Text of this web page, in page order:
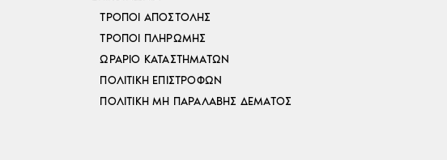
ΤΡΌΠΟΙ ΑΠΟΣΤΟΛΉΣ
ΤΡΌΠΟΙ ΠΛΗΡΩΜΉΣ
ΩΡΆΡΙΟ ΚΑΤΑΣΤΗΜΆΤΩΝ
ΠΟΛΙΤΙΚΉ ΕΠΙΣΤΡΟΦΏΝ
ΠΟΛΙΤΙΚΉ ΜΗ ΠΑΡΑΛΑΒΉΣ ΔΈΜΑΤΟΣ